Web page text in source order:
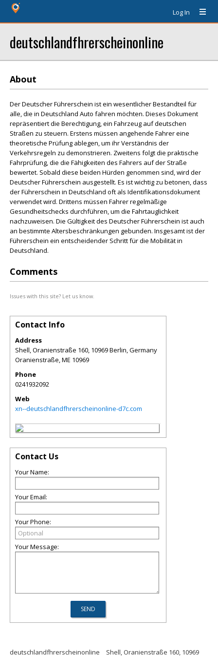
Log In
deutschlandfhrerscheinonline
About
Der Deutscher Führerschein ist ein wesentlicher Bestandteil für
alle, die in Deutschland Auto fahren möchten. Dieses Dokument
repräsentiert die Berechtigung, ein Fahrzeug auf deutschen
Straßen zu steuern. Erstens müssen angehende Fahrer eine
theoretische Prüfung ablegen, um ihr Verständnis der
Verkehrsregeln zu demonstrieren. Zweitens folgt die praktische
Fahrprüfung, die die Fähigkeiten des Fahrers auf der Straße
bewertet. Sobald diese beiden Hürden genommen sind, wird der
Deutscher Führerschein ausgestellt. Es ist wichtig zu betonen, dass
der Führerschein in Deutschland oft als Identifikationsdokument
verwendet wird. Drittens müssen Fahrer regelmäßige
Gesundheitschecks durchführen, um die Fahrtauglichkeit
nachzuweisen. Die Gültigkeit des Deutscher Führerschein ist auch
an bestimmte Altersbeschränkungen gebunden. Insgesamt ist der
Führerschein ein entscheidender Schritt für die Mobilität in
Deutschland.
Comments
Issues with this site? Let us know.
Contact Info
Address
Shell, Oranienstraße 160, 10969 Berlin, Germany
Oranienstraße,ME 10969
Phone
0241932092
Web
xn--deutschlandfhrerscheinonline-d7c.com
Contact Us
Your Name:
Your Email:
Your Phone:
Your Message:
deutschlandfhrerscheinonline Shell, Oranienstraße 160, 10969